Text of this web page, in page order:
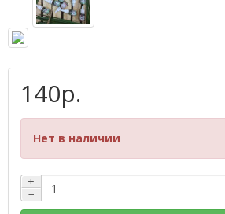
140р.
Нет в наличии
+
−